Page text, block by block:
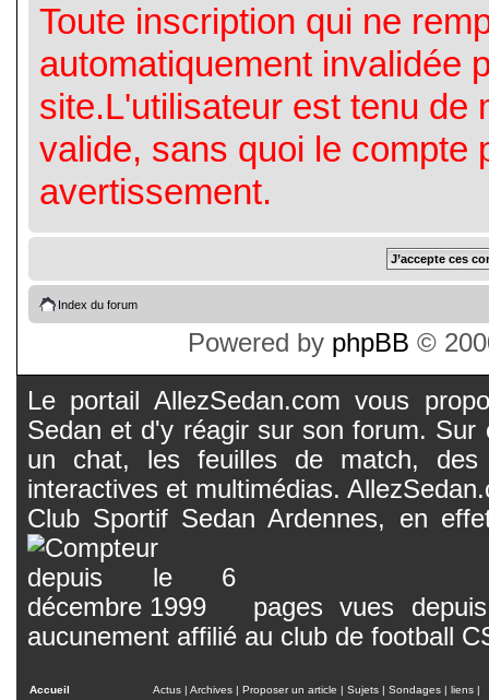
Toute inscription qui ne
automatiquement invalidée
site.L'utilisateur est tenu de
valide, sans quoi le compte
avertissement.
Index du forum
Powered by phpBB ©
Le portail AllezSedan.com vous
Sedan et d'y réagir sur son forum.
un chat, les feuilles de match, des
interactives et multimédias.
Club Sportif Sedan Ardennes, en
pages vues
aucunement affilié au club de football
Accueil Actus | Archives | Proposer un article | Sujets | Sondages | liens |